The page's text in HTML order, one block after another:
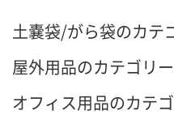
土嚢袋/がら袋のカテ
屋外用品のカテゴリー
オフィス用品のカテ